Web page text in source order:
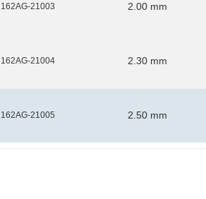
162AG-21003 2.00 mm
162AG-21004 2.30 mm
162AG-21005 2.50 mm